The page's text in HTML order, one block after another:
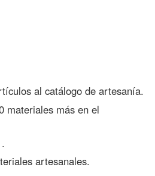
al catálogo de artesanía.
materiales más en el
artesanales.